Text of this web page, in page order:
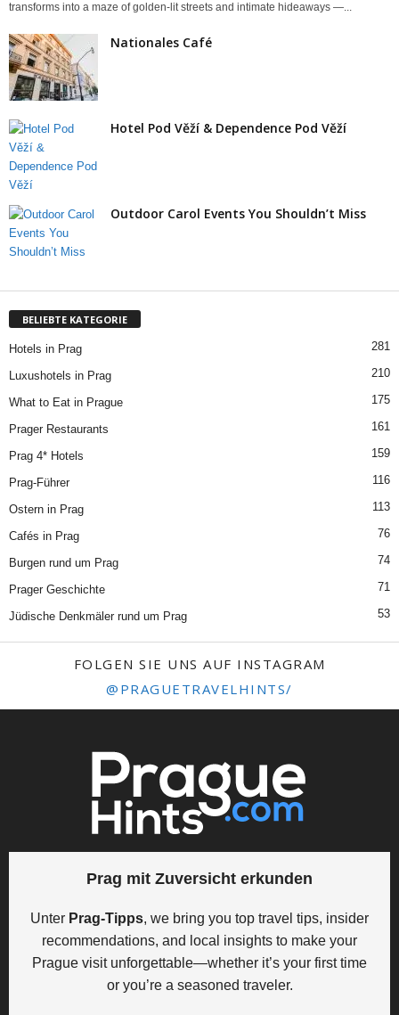
transforms into a maze of golden-lit streets and intimate hideaways —...
Nationales Café
Hotel Pod Věží & Dependence Pod Věží
Outdoor Carol Events You Shouldn’t Miss
BELIEBTE KATEGORIE
Hotels in Prag 281
Luxushotels in Prag 210
What to Eat in Prague 175
Prager Restaurants 161
Prag 4* Hotels 159
Prag-Führer 116
Ostern in Prag 113
Cafés in Prag 76
Burgen rund um Prag 74
Prager Geschichte 71
Jüdische Denkmäler rund um Prag 53
FOLGEN SIE UNS AUF INSTAGRAM
@PRAGUETRAVELHINTS/
Prag mit Zuversicht erkunden
Unter Prag-Tipps, we bring you top travel tips, insider
recommendations, and local insights to make your
Prague visit unforgettable—whether it’s your first time
or you’re a seasoned traveler.